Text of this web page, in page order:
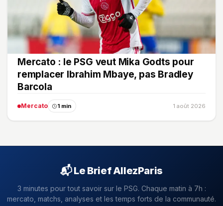
Mercato : le PSG veut Mika Godts pour
remplacer Ibrahim Mbaye, pas Bradley
Barcola
Mercato 1 min 1 août 2026
📬 Le Brief AllezParis
3 minutes pour tout savoir sur le PSG. Chaque matin à 7h :
mercato, matchs, analyses et les temps forts de la communauté.